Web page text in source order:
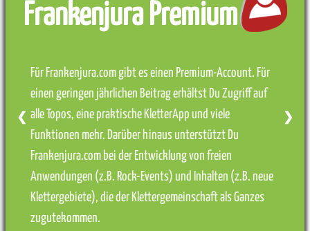
Frankenjura Premium
Für Frankenjura.com gibt es einen Premium-Account. Für
einen geringen jährlichen Beitrag erhältst Du Zugriff auf
alle Topos, eine praktische KletterApp und viele
Funktionen mehr. Darüber hinaus unterstützt Du
Frankenjura.com bei der Entwicklung von freien
Anwendungen (z.B. Rock-Events) und Inhalten (z.B. neue
Klettergebiete), die der Klettergemeinschaft als Ganzes
zugutekommen.
❮ ❯